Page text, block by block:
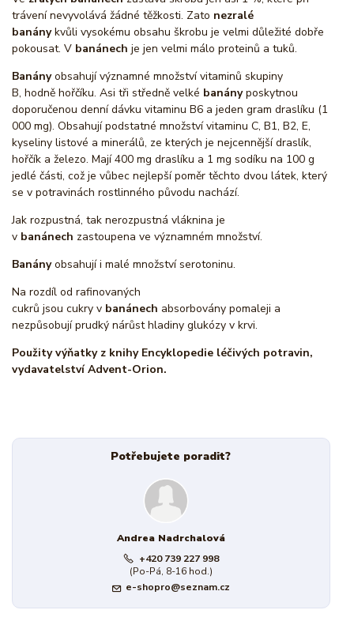
trávení nevyvolává žádné těžkosti. Zato nezralé
banánykvůli vysokému obsahu škrobu je velmi důležité dobře
pokousat. V banánech je jen velmi málo proteinů a tuků.
Banányobsahují významné množství vitaminů skupiny
B, hodně hořčíku. Asi tři středně velké banányposkytnou
doporučenou denní dávku vitaminu B6 a jeden gram draslíku (1
000 mg). Obsahují podstatné množství vitaminu C, B1, B2, E,
kyseliny listové a minerálů, ze kterých je nejcennější draslík,
hořčík a železo. Mají 400 mg draslíku a 1 mg sodíku na 100 g
jedlé části, což je vůbec nejlepší poměr těchto dvou látek, který
se v potravinách rostlinného původu nachází.
Jak rozpustná, tak nerozpustná vláknina je
v banánech zastoupena ve významném množství.
Banányobsahují i malé množství serotoninu.
Na rozdíl od rafinovaných
cukrů jsou cukry v banánech absorbovány pomaleji a
nezpůsobují prudký nárůst hladiny glukózy v krvi.
Použity výňatky z knihy Encyklopedie léčivých potravin,
vydavatelství Advent-Orion.
Potřebujete poradit?
Andrea Nadrchalová
+420 739 227 998
(Po-Pá, 8-16 hod.)
e-shopro@seznam.cz